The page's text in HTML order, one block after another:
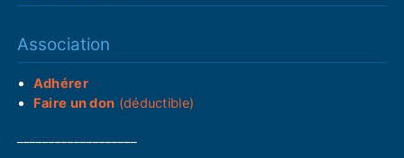
Association
Adhérer
Faire un don (déductible)